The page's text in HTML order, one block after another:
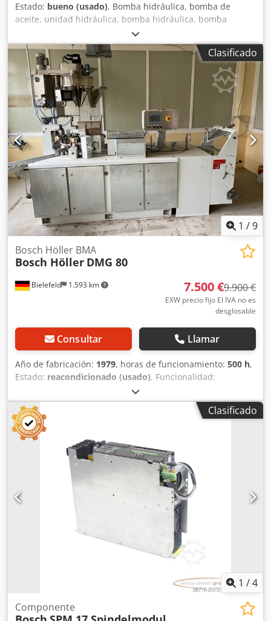
Estado: bueno (usado), Bomba hidráulica, bomba de
aceite, unidad hidráulica, bomba hidráulica, bomba
hidráulica, motor eléctrico, motor de corriente continua,
motor de traslación, motor de accionamiento Djdpfjvwi E
Ejx Anyekr - Fabricante: Bosch, bomba hidráulica - Tipo:
brida/eje: ver foto, cuadrado 8 x 17 mm - Cantidad: 6
bombas disponibles - Precio: por unidad - Dimensiones:
100/92/alto 84 mm - Peso: 2,0 kg
Clasificado
1 /9
Bielefeld 1.593 km
Bosch Höller BMA
Bosch Höller DMG 80
7.500 €9.900 €
EXW precio fijo El IVA no es
desglosable
Consultar Llamar
Año de fabricación: 1979, horas de funcionamiento: 500 h,
Estado: reacondicionado (usado), Funcionalidad:
, número de máquina/vehículo:
Máquina robusta y fiable Höller Bosch BMA para sellado
de bolsas de cuatro lados. Rendimiento de 10 a 40 bolsas
por minuto. Dkedpoizag Tefx Anyjr Revisión completa en
2022, que incluye una electrónica totalmente nueva y la
adaptación a un sistema de servomotor. Incluye unidad
dosificadora de tipo tornillo sin fin.
Clasificado
1 /4
Componente